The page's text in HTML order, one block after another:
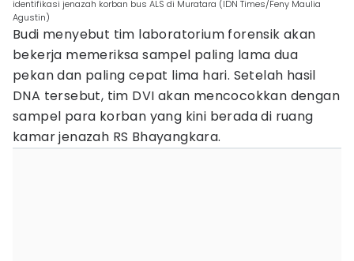
identifikasi jenazah korban bus ALS di Muratara (IDN Times/Feny Maulia
Agustin)
Budi menyebut tim laboratorium forensik akan
bekerja memeriksa sampel paling lama dua
pekan dan paling cepat lima hari. Setelah hasil
DNA tersebut, tim DVI akan mencocokkan dengan
sampel para korban yang kini berada di ruang
kamar jenazah RS Bhayangkara.